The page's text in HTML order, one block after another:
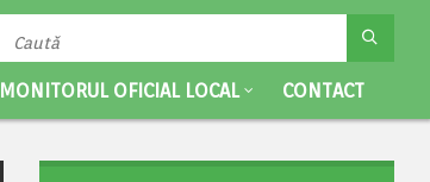
MONITORUL OFICIAL LOCAL CONTACT